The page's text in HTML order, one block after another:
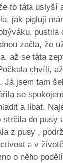
to táta uslyší
jak pigluji
pustila
začla, že
až se táta
chvíli,
jsem tam
se
a líbat.
do pusy
z pusy ,
a v
o něho